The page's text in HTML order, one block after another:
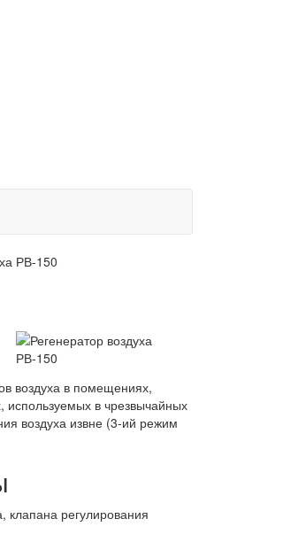
РВ-150
воздуха в помещениях,
в чрезвычайных
воздуха извне (3-ий режим
клапана регулирования